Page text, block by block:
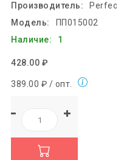
Производитель:
Perfeo
Модель:
ПП015002
Наличие:
1
428.00 ₽
389.00 ₽ / опт.